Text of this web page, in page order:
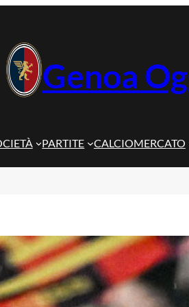
Genoa
PARTITE CALCIOMERCATO